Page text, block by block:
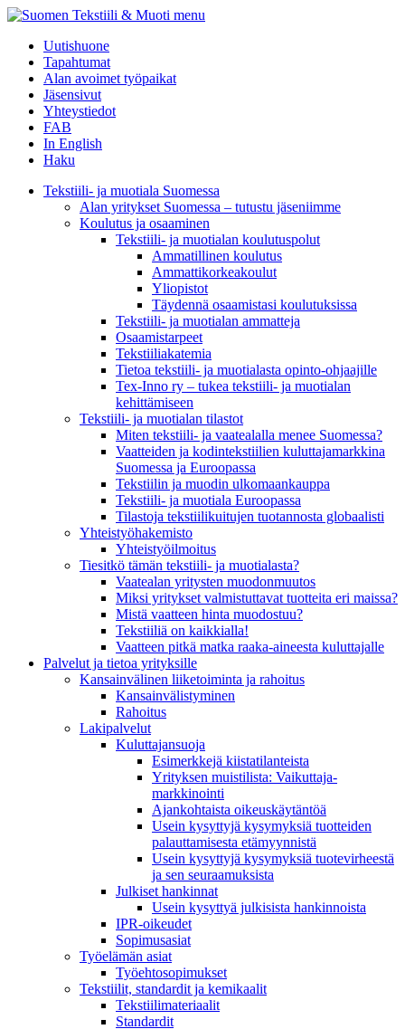
menu
Uutishuone
Tapahtumat
Alan avoimet työpaikat
Jäsensivut
Yhteystiedot
FAB
In English
Haku
Tekstiili- ja muotiala Suomessa
Alan yritykset Suomessa – tutustu jäseniimme
Koulutus ja osaaminen
Tekstiili- ja muotialan koulutuspolut
Ammatillinen koulutus
Ammattikorkeakoulut
Yliopistot
Täydennä osaamistasi koulutuksissa
Tekstiili- ja muotialan ammatteja
Osaamistarpeet
Tekstiiliakatemia
Tietoa tekstiili- ja muotialasta opinto-ohjaajille
Tex-Inno ry – tukea tekstiili- ja muotialan
kehittämiseen
Tekstiili- ja muotialan tilastot
Miten tekstiili- ja vaatealalla menee Suomessa?
Vaatteiden ja kodintekstiilien kuluttajamarkkina
Suomessa ja Euroopassa
Tekstiilin ja muodin ulkomaankauppa
Tekstiili- ja muotiala Euroopassa
Tilastoja tekstiilikuitujen tuotannosta globaalisti
Yhteistyö­hakemisto
Yhteistyöilmoitus
Tiesitkö tämän tekstiili- ja muotialasta?
Vaatealan yritysten muodonmuutos
Miksi yritykset valmistuttavat tuotteita eri maissa?
Mistä vaatteen hinta muodostuu?
Tekstiiliä on kaikkialla!
Vaatteen pitkä matka raaka-aineesta kuluttajalle
Palvelut ja tietoa yrityksille
Kansainvälinen liiketoiminta ja rahoitus
Kansain­välistyminen
Rahoitus
Lakipalvelut
Kuluttajansuoja
Esimerkkejä kiistatilanteista
Yrityksen muistilista: Vaikuttaja­
markkinointi
Ajankohtaista oikeuskäytäntöä
Usein kysyttyjä kysymyksiä tuotteiden
palauttamisesta etämyynnistä
Usein kysyttyjä kysymyksiä tuotevirheestä
ja sen seuraamuksista
Julkiset hankinnat
Usein kysyttyä julkisista hankinnoista
IPR-oikeudet
Sopimusasiat
Työelämän asiat
Työehto­sopimukset
Tekstiilit, standardit ja kemikaalit
Tekstiilimateriaalit
Standardit